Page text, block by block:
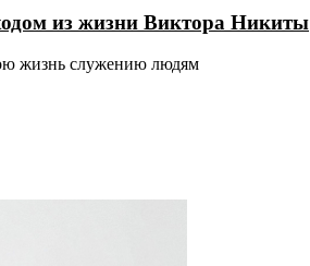
из жизни Виктора Никиты
жизнь служению людям